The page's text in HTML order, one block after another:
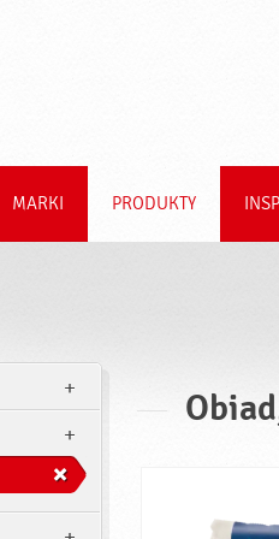
MARKI PRODUKTY